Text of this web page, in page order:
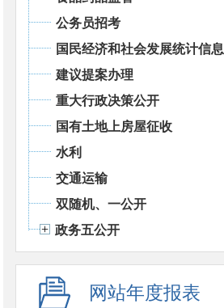
公务员招考
国民经济和社会发展统计信息
建议提案办理
重大行政决策公开
国有土地上房屋征收
水利
交通运输
双随机、一公开
政务五公开
网站年度报表